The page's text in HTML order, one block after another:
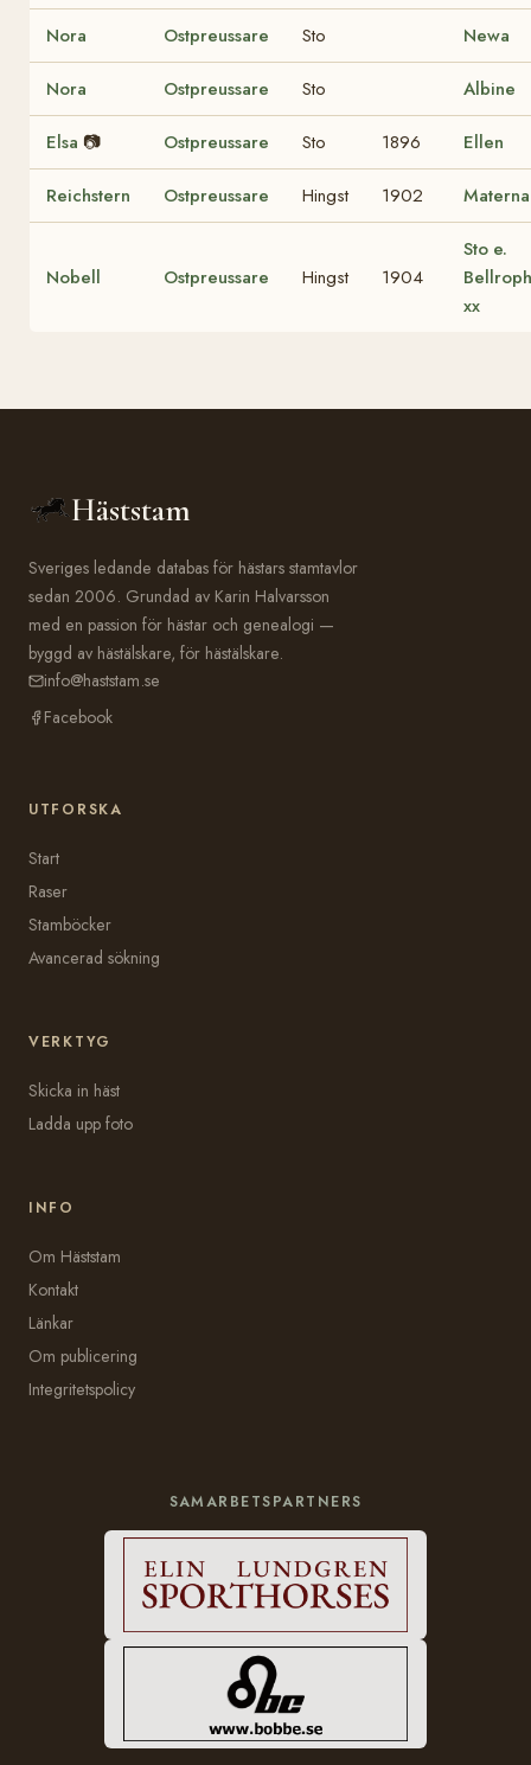
Nora Ostpreussare Sto Newa
Nora Ostpreussare Sto Albine
Elsa 📷 Ostpreussare Sto 1896 Ellen
Reichstern Ostpreussare Hingst 1902 Materna
Nobell Ostpreussare Hingst 1904
Sto e.
xx
Häststam
Sveriges ledande databas för hästars stamtavlor
sedan 2006. Grundad av Karin Halvarsson
med en passion för hästar och genealogi —
byggd av hästälskare, för hästälskare.
info@haststam.se
Facebook
UTFORSKA
Start
Raser
Stamböcker
Avancerad sökning
VERKTYG
Skicka in häst
Ladda upp foto
INFO
Om Häststam
Kontakt
Länkar
Om publicering
Integritetspolicy
SAMARBETSPARTNERS